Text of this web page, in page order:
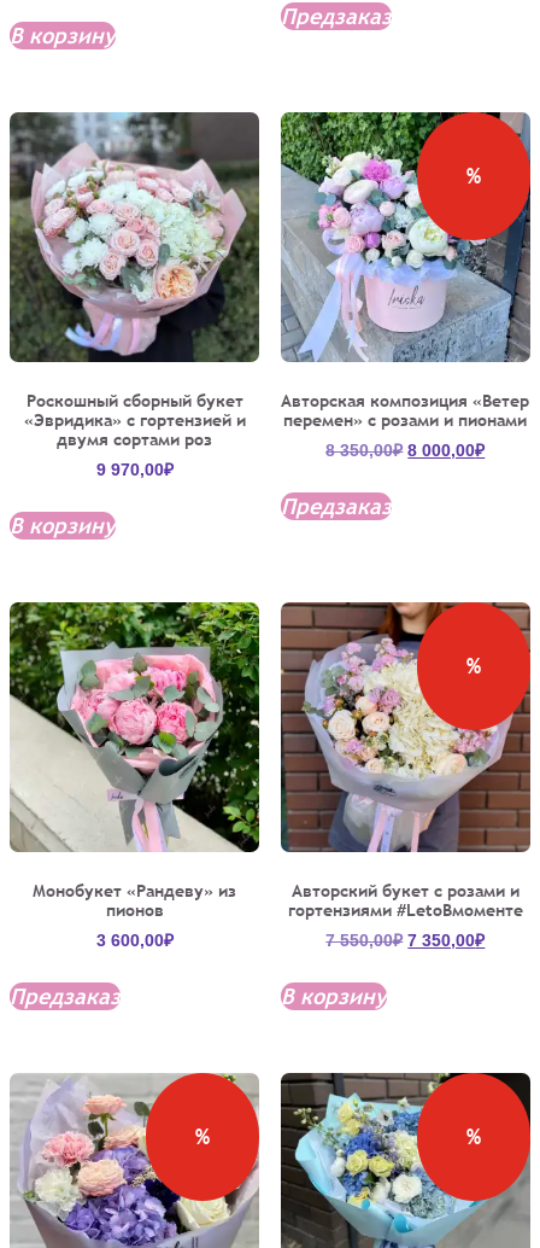
В корзину
Предзаказ
Роскошный сборный букет
«Эвридика» с гортензией и
двумя сортами роз
9 970,00₽
В корзину
%
Авторская композиция «Ветер
перемен» с розами и пионами
8 350,00₽ 8 000,00₽
Предзаказ
Монобукет «Рандеву» из
пионов
3 600,00₽
Предзаказ
%
Авторский букет с розами и
гортензиями #LetoВмоменте
7 550,00₽ 7 350,00₽
В корзину
% %